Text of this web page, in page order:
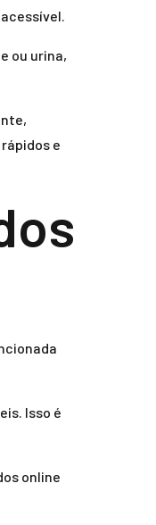
ou urina,
e
Isso é
online